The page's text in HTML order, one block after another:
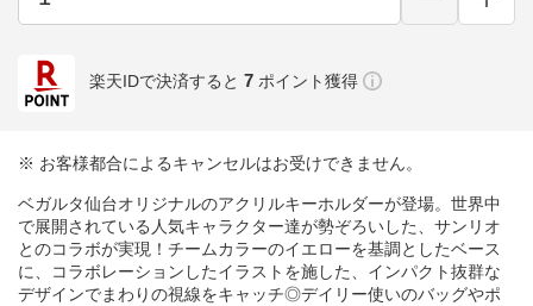
楽天IDで決済すると 7 ポイント獲得
※ お客様都合によるキャンセルはお受けできません。
ベガルタ仙台オリジナルのアクリルキーホルダーが登場。世界中
で展開されている人気キャラクター達が勢ぞろいした、サンリオ
とのコラボが実現！チームカラーのイエローを基調としたベース
に、コラボレーションしたイラストを施した、インパクト抜群な
デザインでまわりの視線をキャッチ◎デイリー使いのバッグやポ